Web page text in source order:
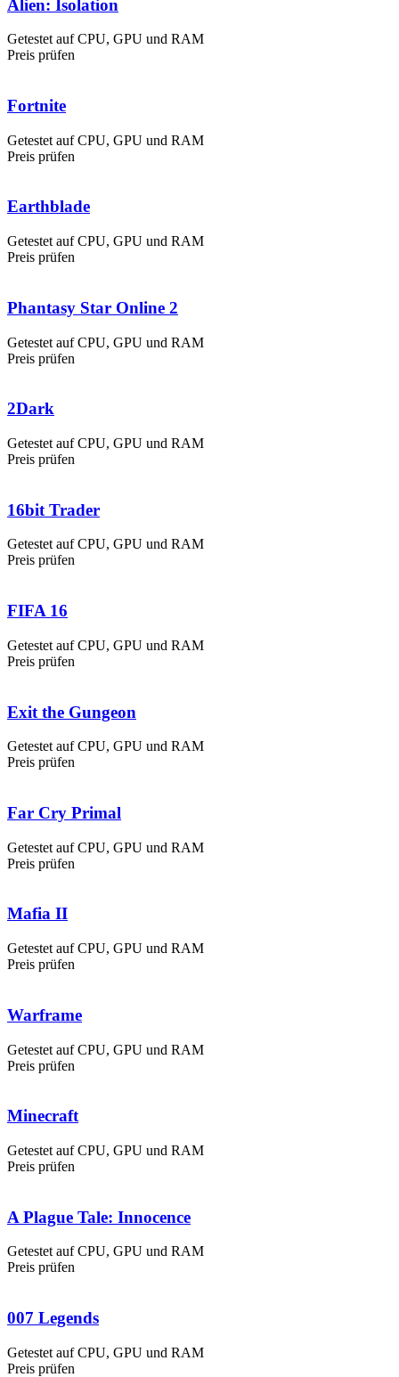
Alien: Isolation
Getestet auf CPU, GPU und RAM
Preis prüfen
Fortnite
Getestet auf CPU, GPU und RAM
Preis prüfen
Earthblade
Getestet auf CPU, GPU und RAM
Preis prüfen
Phantasy Star Online 2
Getestet auf CPU, GPU und RAM
Preis prüfen
2Dark
Getestet auf CPU, GPU und RAM
Preis prüfen
16bit Trader
Getestet auf CPU, GPU und RAM
Preis prüfen
FIFA 16
Getestet auf CPU, GPU und RAM
Preis prüfen
Exit the Gungeon
Getestet auf CPU, GPU und RAM
Preis prüfen
Far Cry Primal
Getestet auf CPU, GPU und RAM
Preis prüfen
Mafia II
Getestet auf CPU, GPU und RAM
Preis prüfen
Warframe
Getestet auf CPU, GPU und RAM
Preis prüfen
Minecraft
Getestet auf CPU, GPU und RAM
Preis prüfen
A Plague Tale: Innocence
Getestet auf CPU, GPU und RAM
Preis prüfen
007 Legends
Getestet auf CPU, GPU und RAM
Preis prüfen